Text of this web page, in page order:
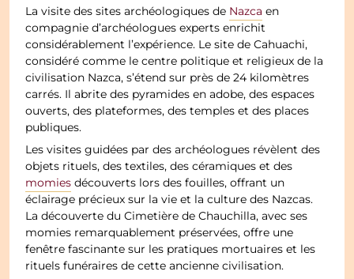
La visite des sites archéologiques de Nazca en
compagnie d’archéologues experts enrichit
considérablement l’expérience. Le site de Cahuachi,
considéré comme le centre politique et religieux de la
civilisation Nazca, s’étend sur près de 24 kilomètres
carrés. Il abrite des pyramides en adobe, des espaces
ouverts, des plateformes, des temples et des places
publiques.
Les visites guidées par des archéologues révèlent des
objets rituels, des textiles, des céramiques et des
momies découverts lors des fouilles, offrant un
éclairage précieux sur la vie et la culture des Nazcas.
La découverte du Cimetière de Chauchilla, avec ses
momies remarquablement préservées, offre une
fenêtre fascinante sur les pratiques mortuaires et les
rituels funéraires de cette ancienne civilisation.